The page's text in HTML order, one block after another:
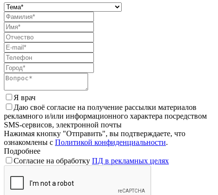
Я врач
Даю своё согласие на получение рассылки материалов
рекламного и/или информационного характера посредством
SMS-сервисов, электронной почты
Нажимая кнопку "Отправить", вы подтверждаете, что
ознакомлены с Политикой конфиденциальности.
Подробнее
Согласие на обработку ПД в рекламных целях